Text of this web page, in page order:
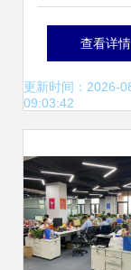
粉碎家庭服
痛点，打造
查看详情
更新时间：2026-
09:03:42